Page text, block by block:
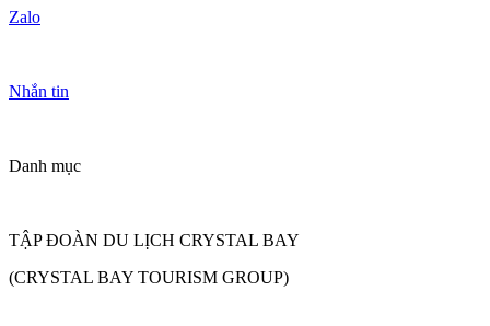
Zalo
Nhắn tin
Danh mục
TẬP ĐOÀN DU LỊCH CRYSTAL BAY
(CRYSTAL BAY TOURISM GROUP)